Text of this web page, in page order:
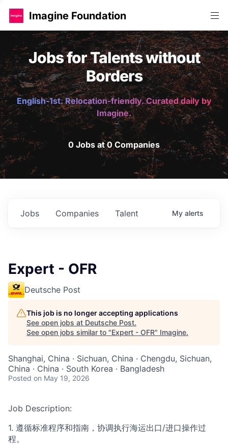
Imagine Foundation
Jobs for Talents without
Borders
English-1st. Relocation-friendly. Curated daily by
Imagine.
0 Jobs at 0 Companies
Jobs Companies Talent My alerts
Expert - OFR
Deutsche Post
This job is no longer accepting applications
See open jobs at Deutsche Post.
See open jobs similar to "Expert - OFR" Imagine.
Shanghai, China · Sichuan, China · Chengdu, Sichuan,
China · China · South Korea · Bangladesh
Posted on May 19, 2026
Job Description:
1. 遵循标准程序和指南，协调执行海运出口/进口操作过
程。